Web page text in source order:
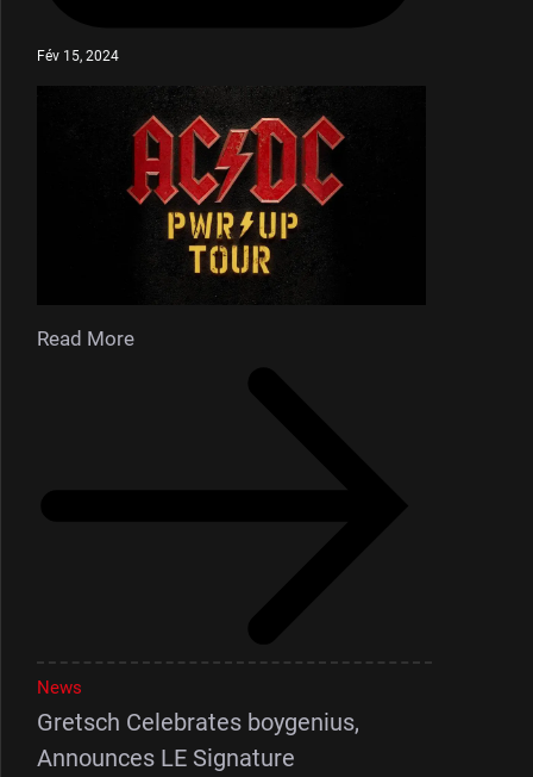
Fév 15, 2024
Read More
News
Gretsch Celebrates boygenius,
Announces LE Signature